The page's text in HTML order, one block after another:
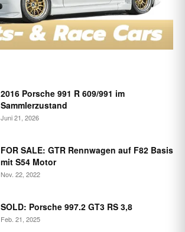
2016 Porsche 991 R 609/991 im
Sammlerzustand
Juni 21, 2026
FOR SALE: GTR Rennwagen auf F82 Basis
mit S54 Motor
Nov. 22, 2022
SOLD: Porsche 997.2 GT3 RS 3,8
Feb. 21, 2025